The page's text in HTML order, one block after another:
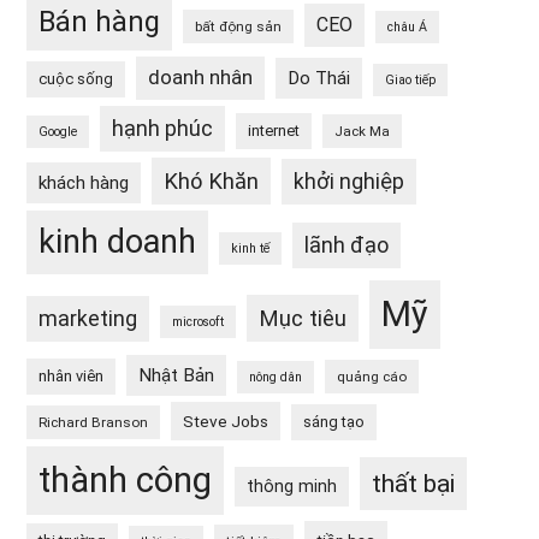
Bán hàng bất động sản CEO châu Á
cuộc sống doanh nhân Do Thái Giao tiếp
Google hạnh phúc internet Jack Ma
khách hàng Khó Khăn khởi nghiệp
kinh doanh kinh tế lãnh đạo
marketing microsoft Mục tiêu Mỹ
nhân viên Nhật Bản nông dân quảng cáo
Richard Branson Steve Jobs sáng tạo
thành công thông minh thất bại